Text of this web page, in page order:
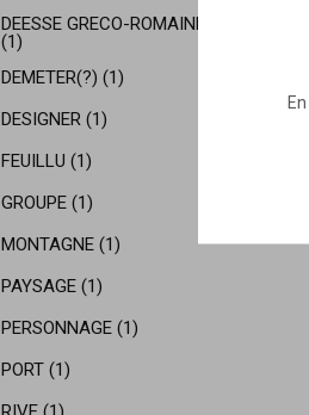
DEESSE GRECO-ROMAINE
(1)
DEMETER(?) (1)
DESIGNER (1)
FEUILLU (1)
GROUPE (1)
MONTAGNE (1)
PAYSAGE (1)
PERSONNAGE (1)
PORT (1)